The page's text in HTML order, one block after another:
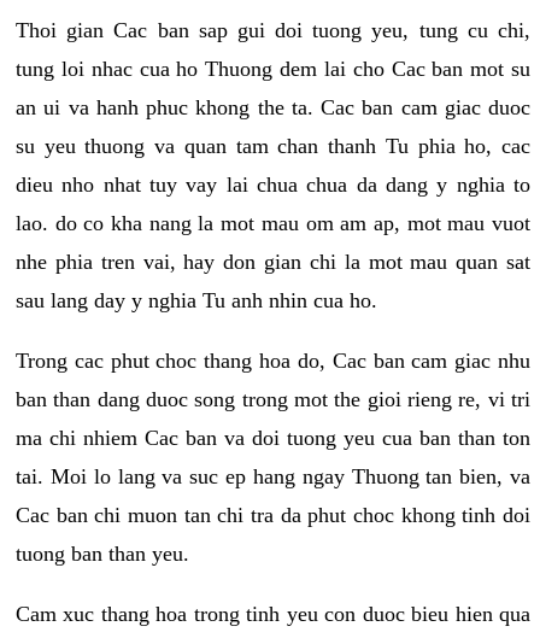
Thoi gian Cac ban sap gui doi tuong yeu, tung cu chi,
tung loi nhac cua ho Thuong dem lai cho Cac ban mot su
an ui va hanh phuc khong the ta. Cac ban cam giac duoc
su yeu thuong va quan tam chan thanh Tu phia ho, cac
dieu nho nhat tuy vay lai chua chua da dang y nghia to
lao. do co kha nang la mot mau om am ap, mot mau vuot
nhe phia tren vai, hay don gian chi la mot mau quan sat
sau lang day y nghia Tu anh nhin cua ho.
Trong cac phut choc thang hoa do, Cac ban cam giac nhu
ban than dang duoc song trong mot the gioi rieng re, vi tri
ma chi nhiem Cac ban va doi tuong yeu cua ban than ton
tai. Moi lo lang va suc ep hang ngay Thuong tan bien, va
Cac ban chi muon tan chi tra da phut choc khong tinh doi
tuong ban than yeu.
Cam xuc thang hoa trong tinh yeu con duoc bieu hien qua